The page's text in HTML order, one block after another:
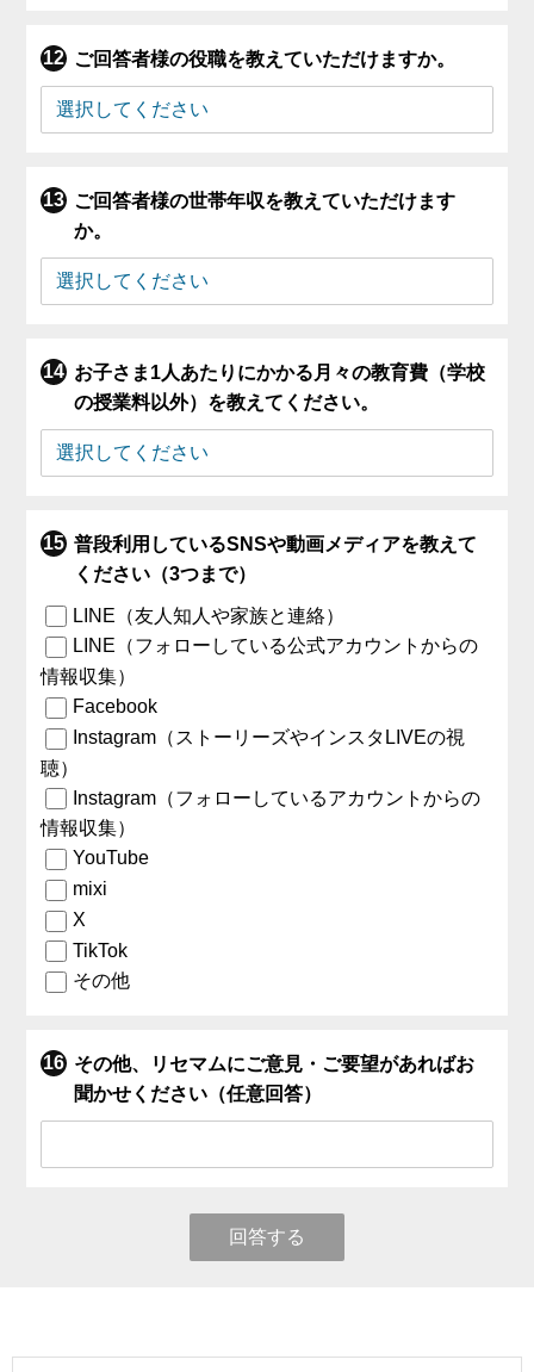
ご回答者様の役職を教えていただけますか。
ご回答者様の世帯年収を教えていただけます
か。
お子さま1人あたりにかかる月々の教育費（学校
の授業料以外）を教えてください。
普段利用しているSNSや動画メディアを教えて
ください（3つまで）
LINE（友人知人や家族と連絡）
LINE（フォローしている公式アカウントからの
情報収集）
Facebook
Instagram（ストーリーズやインスタLIVEの視
聴）
Instagram（フォローしているアカウントからの
情報収集）
YouTube
mixi
X
TikTok
その他
その他、リセマムにご意見・ご要望があればお
聞かせください（任意回答）
回答する